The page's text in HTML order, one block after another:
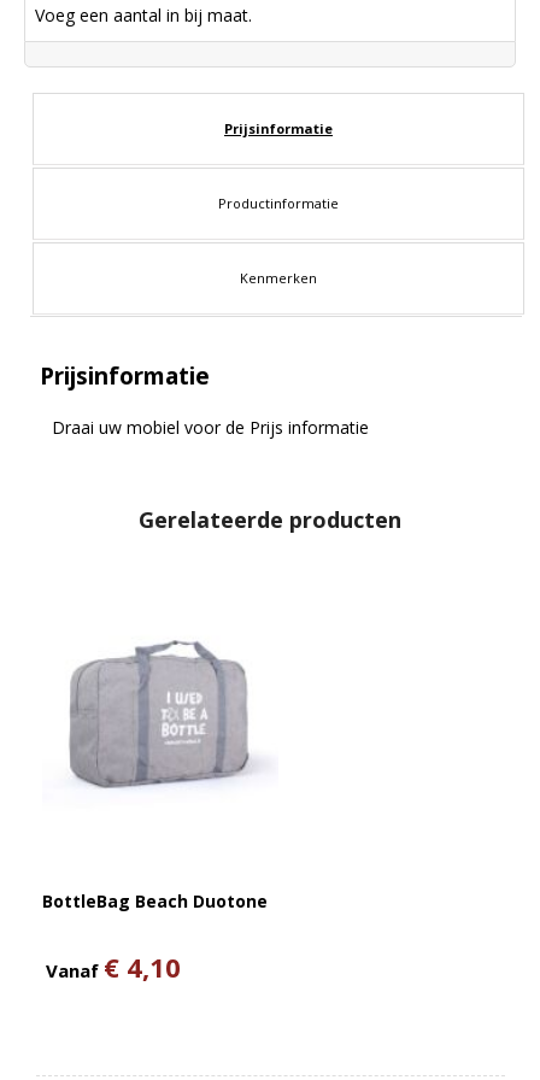
Voeg een aantal in bij maat.
Prijsinformatie
Productinformatie
Kenmerken
Prijsinformatie
Draai uw mobiel voor de Prijs informatie
Gerelateerde producten
BottleBag Beach Duotone
Vanaf € 4,10